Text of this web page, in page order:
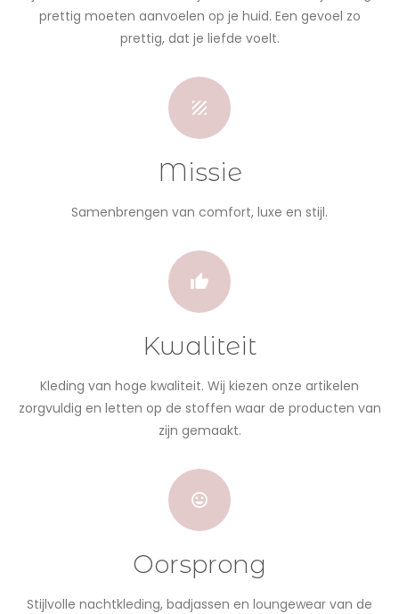
prettig moeten aanvoelen op je huid. Een gevoel zo
prettig, dat je liefde voelt.
Missie
Samenbrengen van comfort, luxe en stijl.
Kwaliteit
Kleding van hoge kwaliteit. Wij kiezen onze artikelen
zorgvuldig en letten op de stoffen waar de producten van
zijn gemaakt.
Oorsprong
Stijlvolle nachtkleding, badjassen en loungewear van de